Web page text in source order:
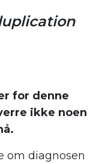
for denne
ikke noen
om diagnosen